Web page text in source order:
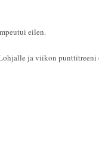
eilen.
ja viikon